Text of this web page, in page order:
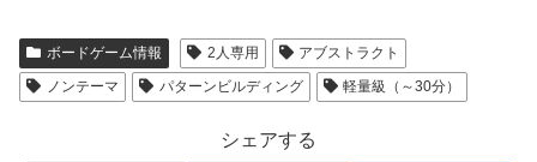
ボードゲーム情報 2人専用
アブストラクト
ノンテーマ
パターンビルディング 軽量級（～30分）
シェアする